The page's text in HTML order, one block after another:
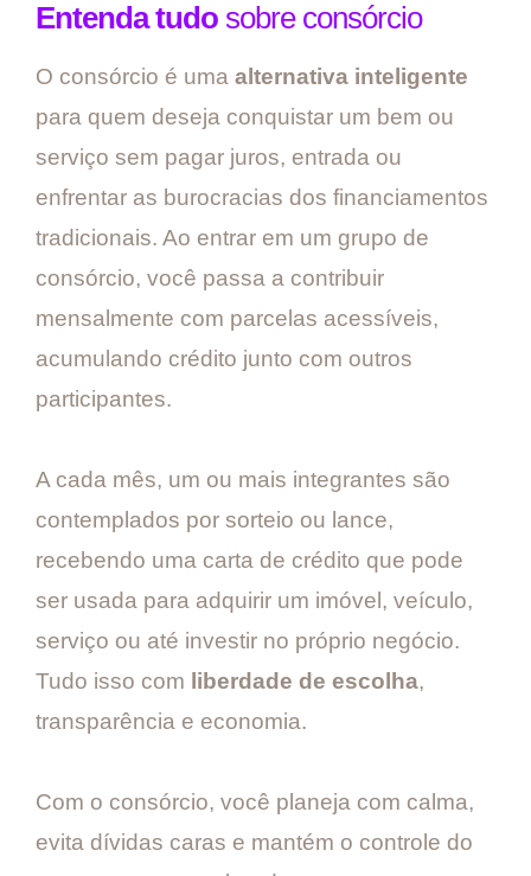
Entenda tudo sobre consórcio
O consórcio é uma alternativa inteligente
para quem deseja conquistar um bem ou
serviço sem pagar juros, entrada ou
enfrentar as burocracias dos financiamentos
tradicionais. Ao entrar em um grupo de
consórcio, você passa a contribuir
mensalmente com parcelas acessíveis,
acumulando crédito junto com outros
participantes.
A cada mês, um ou mais integrantes são
contemplados por sorteio ou lance,
recebendo uma carta de crédito que pode
ser usada para adquirir um imóvel, veículo,
serviço ou até investir no próprio negócio.
Tudo isso com liberdade de escolha,
transparência e economia.
Com o consórcio, você planeja com calma,
evita dívidas caras e mantém o controle do